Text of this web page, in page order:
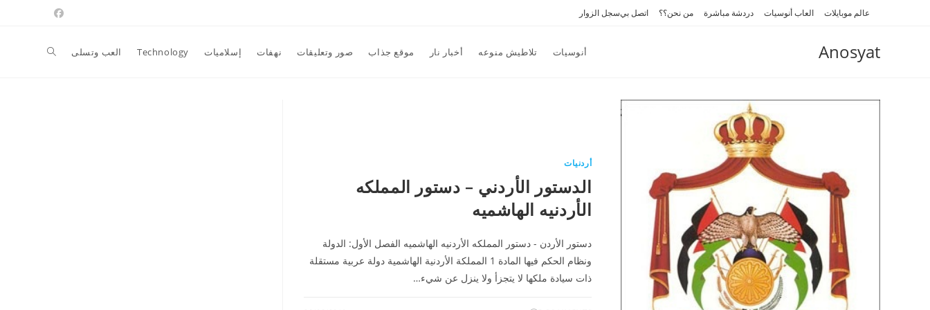
عالم موبايلات العاب أنوسيات دردشة مباشرة من نحن؟؟ اتصل بيسجل الزوار
Anosyat أنوسيات تلاطيش منوعه أخبار نار موقع جذاب صور وتعليقات نهفات إسلاميات Technology العب وتسلى Toggle
أردنيات
الدستور الأردني – دستور المملكه
الأردنيه الهاشميه
دستور الأردن - دستور المملكه الأردنيه الهاشميه الفصل الأول: الدولة
ونظام الحكم فيها المادة 1 المملكة الأردنية الهاشمية دولة عربية مستقلة
ذات سيادة ملكها لا يتجزأ ولا ينزل عن شيء…